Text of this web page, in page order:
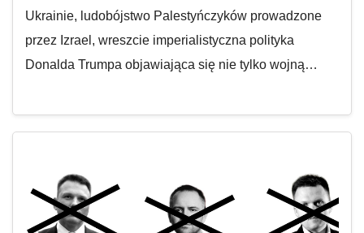
Ukrainie, ludobójstwo Palestyńczyków prowadzone
przez Izrael, wreszcie imperialistyczna polityka
Donalda Trumpa objawiająca się nie tylko wojną…